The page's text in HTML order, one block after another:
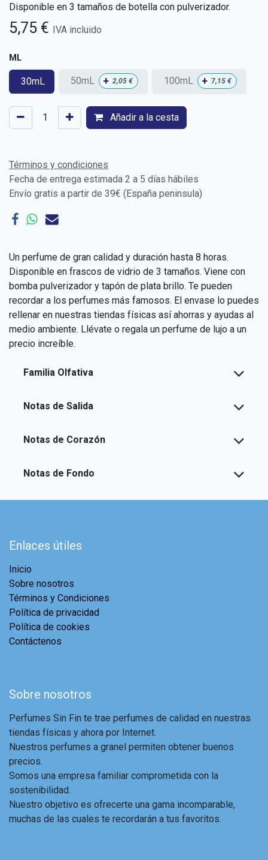
Disponible en 3 tamaños de botella con pulverizador.
5,75 € IVA incluido
ML
30mL 50mL + 2,05 € 100mL + 7,15 €
Añadir a la cesta
Términos y condiciones
Fecha de entrega estimada 2 a 5 días hábiles
Envío gratis a partir de 39€ (España peninsula)
Un perfume de gran calidad y duración hasta 8 horas.
Disponible en frascos de vidrio de 3 tamaños. Viene con
bomba pulverizador y tapón de plata brillo. Te pueden
recordar a los perfumes más famosos. El envase lo puedes
rellenar en nuestras tiendas físicas así ahorras y ayudas al
medio ambiente. Llévate o regala un perfume de lujo a un
precio increíble.
Familia Olfativa
Notas de Salida
Notas de Corazón
Notas de Fondo
Enlaces útiles
Inicio
Sobre nosotros
Términos y Condiciones
Política de privacidad
Política de cookies
Contáctenos
Sobre nosotros
Perfumes Sin Fin te trae perfumes de calidad en nuestras
tiendas físicas y ahora por Internet.
Nuestros perfumes a granel permiten obtener buenos
precios.
Somos una empresa familiar comprometida con la
sostenibilidad.
Nuestro objetivo es ofrecerte una gama incomparable,
muchas de las cuales te recordarán a tus favoritos.